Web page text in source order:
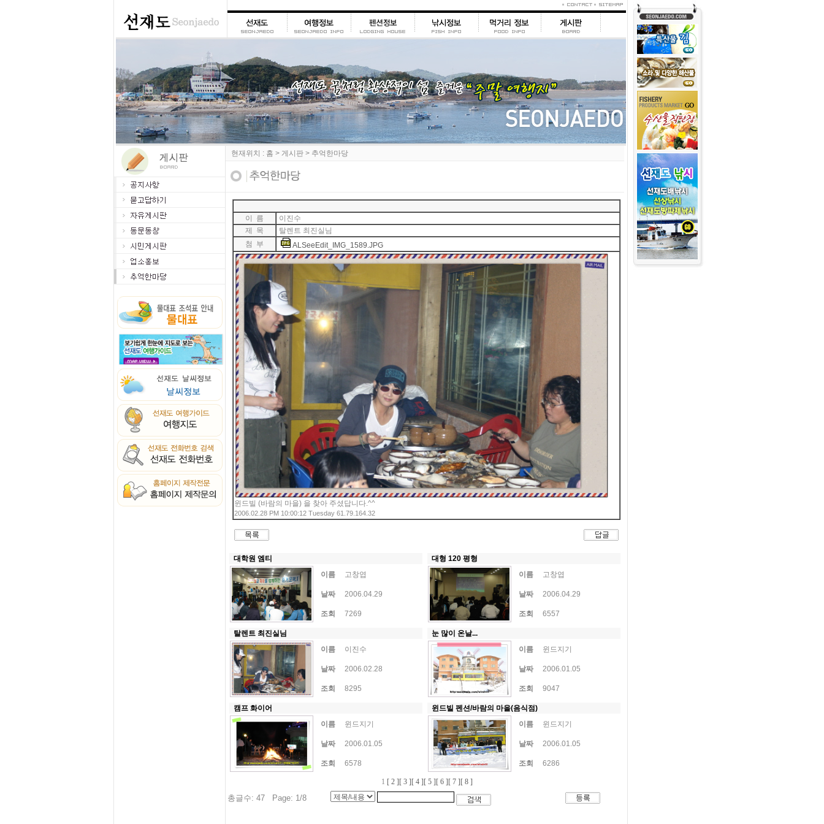
현재위치 : 홈 > 게시판 > 추억한마당
이 름
이진수
제 목
탈렌트 최진실님
첨 부
ALSeeEdit_IMG_1589.JPG
윈드빌 (바람의 마을) 을 찾아 주셨답니다.^^
2006.02.28 PM 10:00:12 Tuesday 61.79.164.32
대학원 엠티
이름
고창엽
날짜 2006.04.29
조회 7269
대형 120 평형
이름
고창엽
날짜 2006.04.29
조회 6557
탈렌트 최진실님
이름
이진수
날짜 2006.02.28
조회 8295
눈 많이 온날...
이름
윈드지기
날짜 2006.01.05
조회 9047
캠프 화이어
이름
윈드지기
날짜 2006.01.05
조회 6578
윈드빌 펜션/바람의 마을(음식점)
이름
윈드지기
날짜 2006.01.05
조회 6286
1 [ 2 ] [ 3 ] [ 4 ] [ 5 ] [ 6 ] [ 7 ] [ 8 ]
총글수: 47 Page: 1/8